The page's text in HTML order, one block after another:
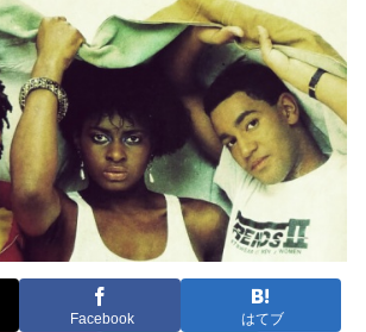
Facebook はてブ